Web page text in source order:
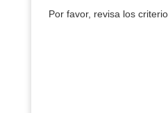
Por favor, revisa los